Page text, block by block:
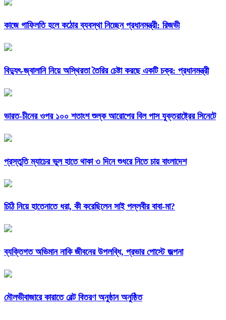
কাজে গাফিলতি হলে কঠোর ব্যবস্থা নিচ্ছেন প্রধানমন্ত্রী: রিজভী
বিদ্যুৎ-জ্বালানি নিয়ে অস্থিরতা তৈরির চেষ্টা করছে একটি চক্র: প্রধানমন্ত্রী
ভারত-চীনের ওপর ১০০ শতাংশ শুল্ক আরোপের বিল পাস যুক্তরাষ্ট্রের সিনেটে
প্রস্তুতি ম্যাচের ভুল হাতে থাকা ৩ দিনে শুধরে নিতে চায় বাংলাদেশ
চিঠি নিয়ে হাতেনাতে ধরা, কী করেছিলেন সাই পল্লবীর বাবা-মা?
ব্যক্তিগত অভিমান নাকি জীবনের উপলব্ধি, প্রভার পোস্টে জল্পনা
মৌলভীবাজারে কারাতে বেল্ট বিতরণ অনুষ্ঠান অনুষ্ঠিত